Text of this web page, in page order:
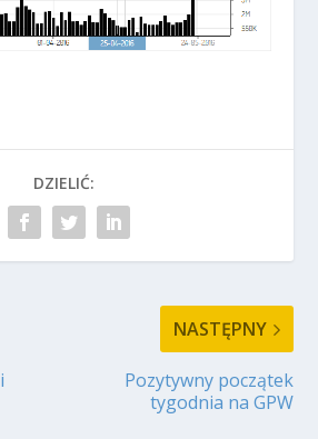
DZIELIĆ:
NASTĘPNY
Pozytywny początek
tygodnia na GPW